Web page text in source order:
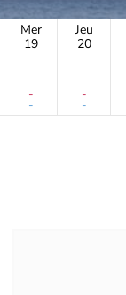
Mer
19
-
-
Jeu
20
-
-